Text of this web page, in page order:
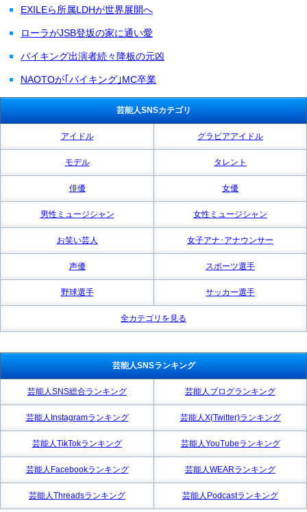
EXILEら所属LDHが世界展開へ
ローラがJSB登坂の家に通い愛
バイキング出演者続々降板の元凶
NAOTOが｢バイキング｣MC卒業
芸能人SNSカテゴリ
アイドル グラビアアイドル
モデル タレント
俳優 女優
男性ミュージシャン 女性ミュージシャン
お笑い芸人 女子アナ･アナウンサー
声優 スポーツ選手
野球選手 サッカー選手
全カテゴリを見る
芸能人SNSランキング
芸能人SNS総合ランキング 芸能人ブログランキング
芸能人Instagramランキング 芸能人X(Twitter)ランキング
芸能人TikTokランキング 芸能人YouTubeランキング
芸能人Facebookランキング 芸能人WEARランキング
芸能人Threadsランキング 芸能人Podcastランキング